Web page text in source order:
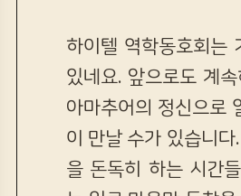
하이텔 역학동호회는
있네요. 앞으로도 계
아마추어의 정신으로
이 만날 수가 있습니
을 돈독히 하는 시간